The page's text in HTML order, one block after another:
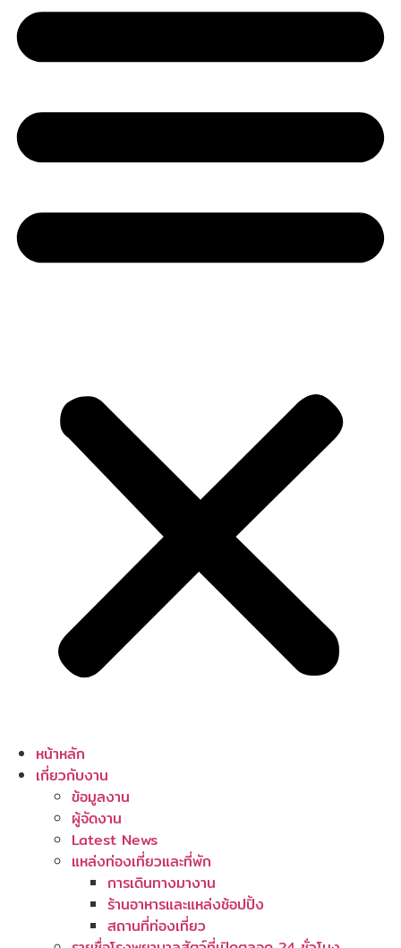
หน้าหลัก
เกี่ยวกับงาน
ข้อมูลงาน
ผู้จัดงาน
Latest News
แหล่งท่องเที่ยวและที่พัก
การเดินทางมางาน
ร้านอาหารและแหล่งช้อปปิ้ง
สถานที่ท่องเที่ยว